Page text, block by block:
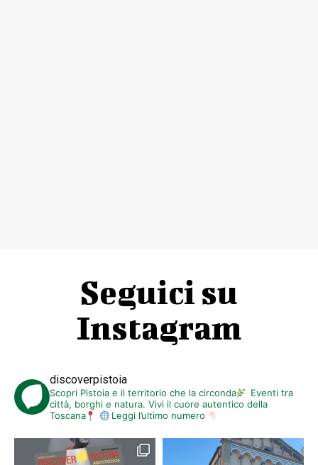
Seguici su
Instagram
discoverpistoia
Scopri Pistoia e il territorio che la circonda
Eventi tra
città, borghi e natura. Vivi il cuore autentico della
Toscana
Leggi l’ultimo numero